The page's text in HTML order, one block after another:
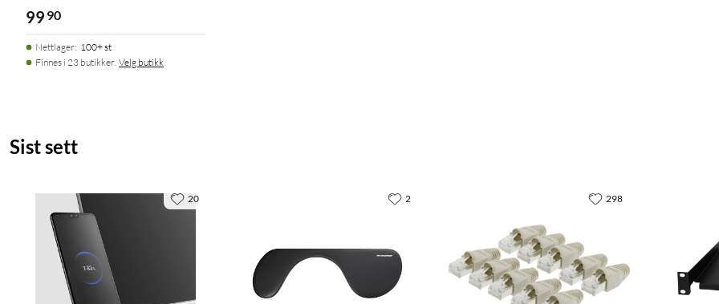
99 90
Nettlager: 100+ st
Finnes i 23 butikker. Velg butikk
Sist sett
20 2 298